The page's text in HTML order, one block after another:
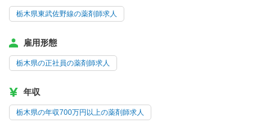
栃木県東武佐野線の薬剤師求人
雇用形態
栃木県の正社員の薬剤師求人
年収
栃木県の年収700万円以上の薬剤師求人